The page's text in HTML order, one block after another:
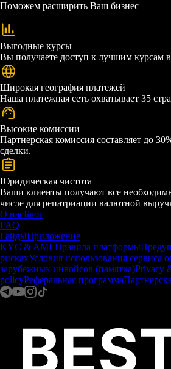
Поможем расширить Ваш бизнес
Выгодные курсы
Вы получаете доступ к лучшим курсам
Широкая география платежей
Наша платежная сеть охватывает 35
Высокие комиссии
Партнерская комиссия составляет до
сделки.
Юридическая чистота
Ваши клиенты получают все
числе для репатриации валютной
О насБлог
FAQ
ГайдыПриложение
KYC & AMLПравила платформы
рискахУсловия использования сервиса
зарубежных инвойсов (памятка)Privacy
policyРеферальная программа